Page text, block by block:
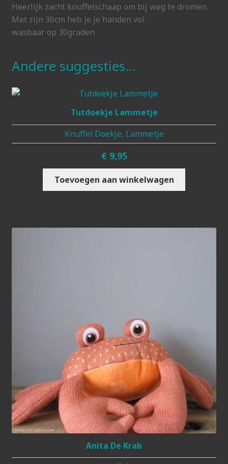
Heerlijk zacht knuffelschaap om bij weg te dromen.
Met zijn 36cm heb je je handen vol.
wasbaar op 30graden
Andere suggesties…
Tutdoekje Lammetje
Knuffel Doekje, Lammetje
€ 9,95
Toevoegen aan winkelwagen
Anita De Krab